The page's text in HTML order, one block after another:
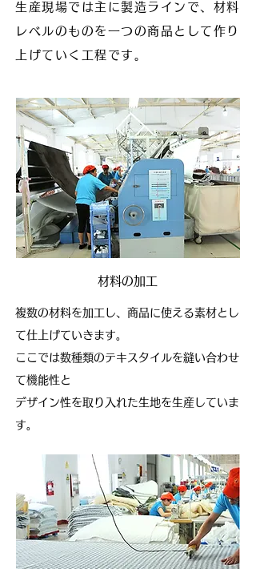
生産現場では主に製造ラインで、材料
レベルのものを一つの商品として作り
上げていく工程です。
材料の加工
複数の材料を加工し、商品に使える素材とし
て仕上げていきます。
ここでは数種類のテキスタイルを縫い合わせ
て機能性と
デザイン性を取り入れた生地を生産していま
す。